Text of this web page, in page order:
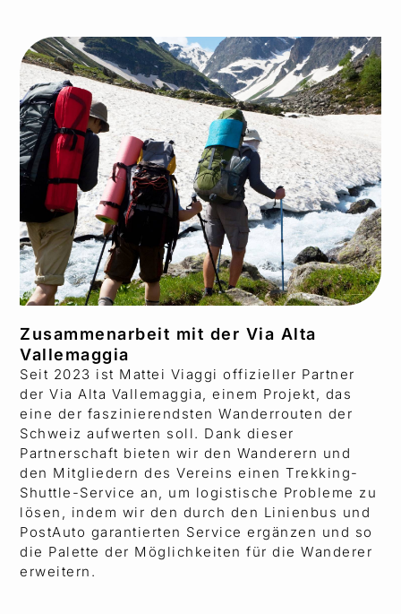
Zusammenarbeit mit der Via Alta
Vallemaggia
Seit 2023 ist Mattei Viaggi offizieller Partner
der Via Alta Vallemaggia, einem Projekt, das
eine der faszinierendsten Wanderrouten der
Schweiz aufwerten soll. Dank dieser
Partnerschaft bieten wir den Wanderern und
den Mitgliedern des Vereins einen Trekking-
Shuttle-Service an, um logistische Probleme zu
lösen, indem wir den durch den Linienbus und
PostAuto garantierten Service ergänzen und so
die Palette der Möglichkeiten für die Wanderer
erweitern.